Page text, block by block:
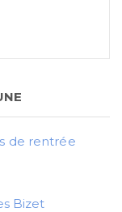
de rentrée
Bizet